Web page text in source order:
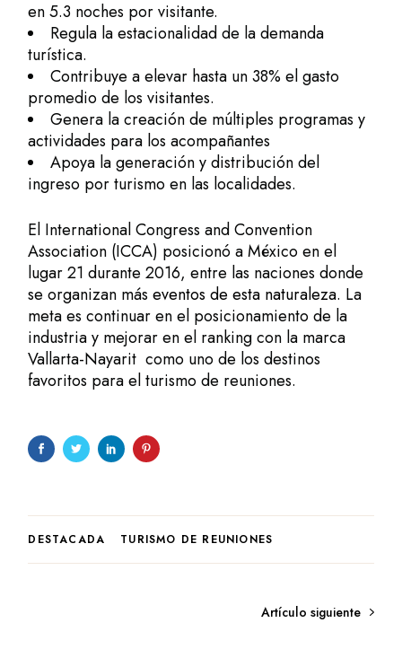
en 5.3 noches por visitante.
Regula la estacionalidad de la demanda
turística.
Contribuye a elevar hasta un 38% el gasto
promedio de los visitantes.
Genera la creación de múltiples programas y
actividades para los acompañantes
Apoya la generación y distribución del
ingreso por turismo en las localidades.
El International Congress and Convention
Association (ICCA) posicionó a México en el
lugar 21 durante 2016, entre las naciones donde
se organizan más eventos de esta naturaleza. La
meta es continuar en el posicionamiento de la
industria y mejorar en el ranking con la marca
Vallarta-Nayarit como uno de los destinos
favoritos para el turismo de reuniones.
DESTACADA TURISMO DE REUNIONES
Artículo siguiente